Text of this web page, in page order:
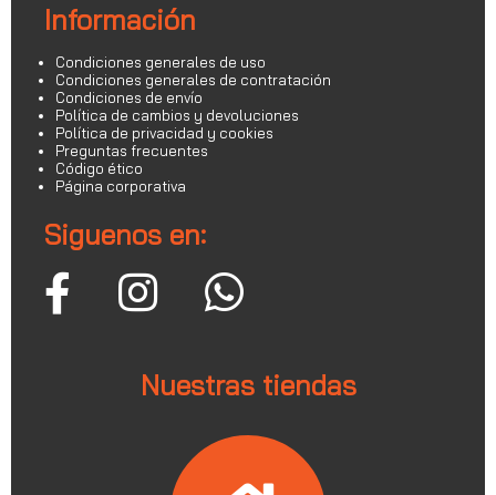
Información
Condiciones generales de uso
Condiciones generales de contratación
Condiciones de envío
Política de cambios y devoluciones
Política de privacidad y cookies
Preguntas frecuentes
Código ético
Página corporativa
Siguenos en:
Nuestras tiendas